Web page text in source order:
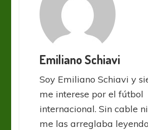
Emiliano Schiavi
Soy Emiliano Schiavi y
me interese por el fútbol
internacional. Sin cable
me las arreglaba